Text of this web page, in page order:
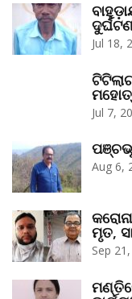
Jul 18,
Jul 7,
Aug 6,
ମୃତ,
Sep